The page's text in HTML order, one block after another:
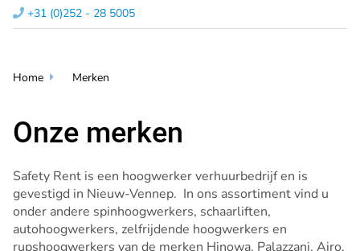
 +31 (0)252 - 28 5005​
Home  Merken
Onze merken
Safety Rent is een hoogwerker verhuurbedrijf en is
gevestigd in Nieuw-Vennep. In ons assortiment vind u
onder andere spinhoogwerkers, schaarliften,
autohoogwerkers, zelfrijdende hoogwerkers en
rupshoogwerkers van de merken Hinowa, Palazzani, Airo,